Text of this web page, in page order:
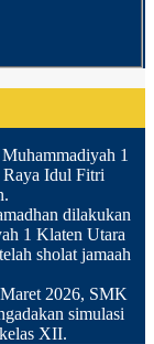
1
Raya Idul Fitri
dilakukan
1 Klaten Utara
sholat jamaah
2026, SMK
simulasi
XII.